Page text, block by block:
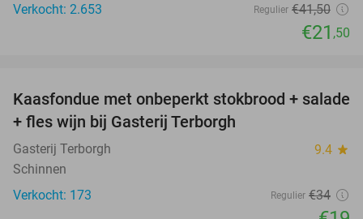
Verkocht: 2.653
Regulier €41,50
€21 ,50
44%
Kaasfondue met onbeperkt stokbrood + salade
+ fles wijn bij Gasterij Terborgh
Gasterij Terborgh 9.4 star
Schinnen
Verkocht: 173
Regulier €34